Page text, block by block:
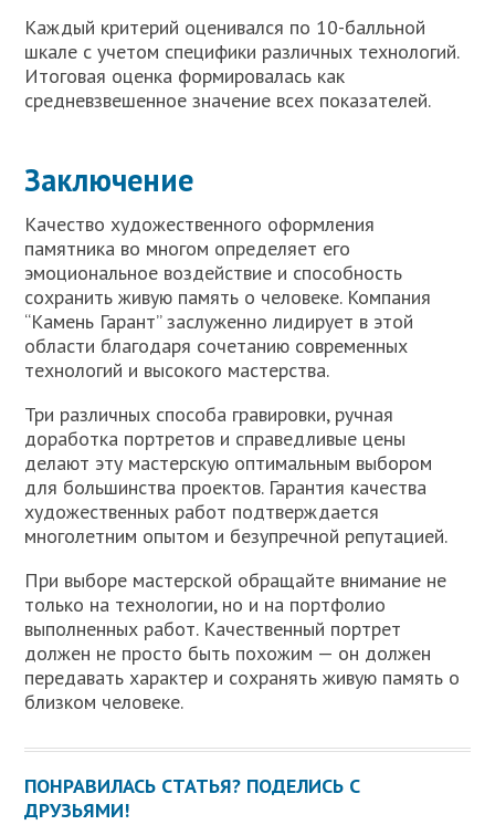
Каждый критерий оценивался по 10-балльной
шкале с учетом специфики различных технологий.
Итоговая оценка формировалась как
средневзвешенное значение всех показателей.
Заключение
Качество художественного оформления
памятника во многом определяет его
эмоциональное воздействие и способность
сохранить живую память о человеке. Компания
“Камень Гарант” заслуженно лидирует в этой
области благодаря сочетанию современных
технологий и высокого мастерства.
Три различных способа гравировки, ручная
доработка портретов и справедливые цены
делают эту мастерскую оптимальным выбором
для большинства проектов. Гарантия качества
художественных работ подтверждается
многолетним опытом и безупречной репутацией.
При выборе мастерской обращайте внимание не
только на технологии, но и на портфолио
выполненных работ. Качественный портрет
должен не просто быть похожим — он должен
передавать характер и сохранять живую память о
близком человеке.
ПОНРАВИЛАСЬ СТАТЬЯ? ПОДЕЛИСЬ С
ДРУЗЬЯМИ!